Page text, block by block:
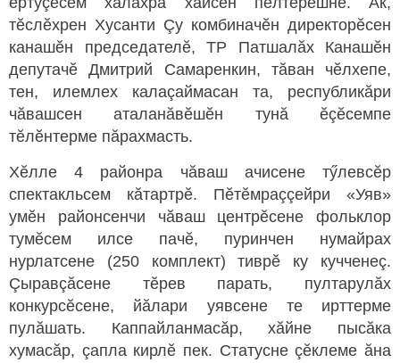
тӗслӗхрен Хусанти Çу комбиначӗн директорӗсен
канашӗн председателӗ, ТР Патшалăх Канашӗн
депутачӗ Дмитрий Самаренкин, тăван чӗлхепе,
тен, илемлех калаçаймасан та, республикăри
чăвашсен аталанăвӗшӗн тунă ӗçӗсемпе
тӗлӗнтерме пăрахмасть.
Хӗлле 4 районра чăваш ачисене тӳлевсӗр
спектакльсем кăтартрӗ. Пӗтӗмраççейри «Уяв»
умӗн районсенчи чăваш центрӗсене фольклор
тумӗсем илсе пачӗ, пуринчен нумайрах
нурлатсене (250 комплект) тиврӗ ку кучченеç.
Çыравçăсене тӗрев парать, пултарулăх
конкурсӗсене, йăлари уявсене те ирттерме
пулăшать. Каппайланмасăр, хăйне пысăка
хумасăр, çапла кирлӗ пек. Статусне çӗклеме ăна